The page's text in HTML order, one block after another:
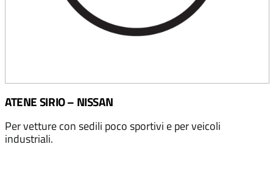
ATENE SIRIO – NISSAN
Per vetture con sedili poco sportivi e per veicoli
industriali.